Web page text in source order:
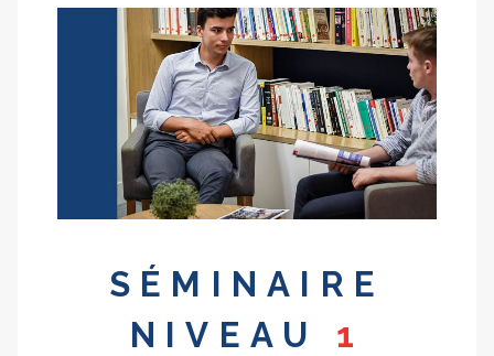
SÉMINAIRE
NIVEAU 1